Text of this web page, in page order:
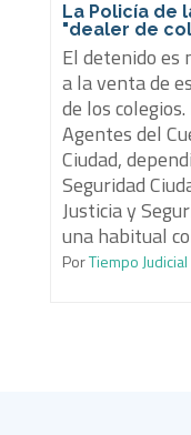
La Policía de
"dealer de
El detenido es
a la venta de
de los
Agentes del
Ciudad,
Seguridad
Justicia y
una habitual
PorTiempo Judicial